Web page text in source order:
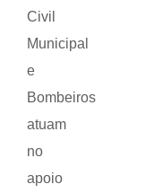
Civil
Municipal
e
Bombeiros
atuam
no
apoio